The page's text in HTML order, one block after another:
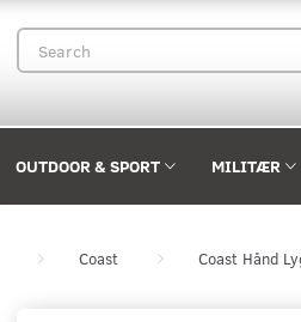
OUTDOOR & SPORT MILITÆR
Coast Coast Hånd